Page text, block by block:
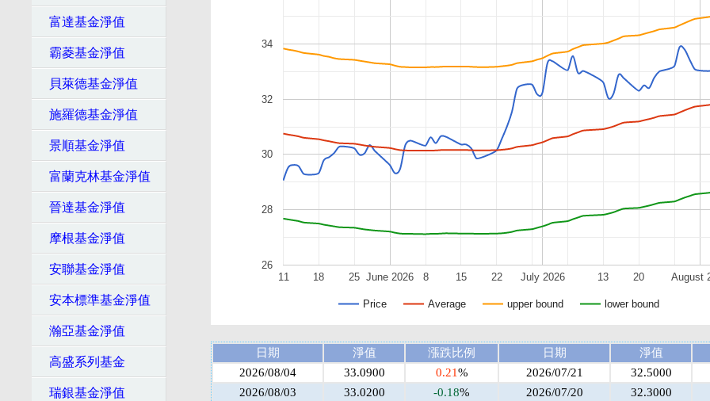
富達基金淨值
霸菱基金淨值
貝萊德基金淨值
施羅德基金淨值
景順基金淨值
富蘭克林基金淨值
晉達基金淨值
摩根基金淨值
安聯基金淨值
安本標準基金淨值
瀚亞基金淨值
高盛系列基金
瑞銀基金淨值
Price Average upper bound lower bound
June 2026 July 2026 August
11 18 25 8 15 22 13 20
26
28
30
32
34
日期 淨值 漲跌比例 日期
淨值
2026/08/04
33.0900 0.21% 2026/07/21
32.5000
2026/08/03
33.0200 -0.18% 2026/07/20
32.3000